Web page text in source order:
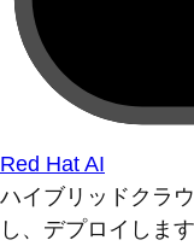
Red Hat AI
ハイブリッドクラ
し、デプロイします